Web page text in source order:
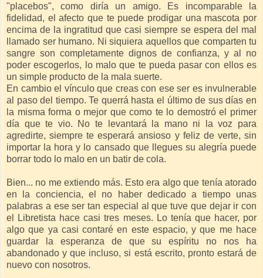
"placebos", como diría un amigo. Es incomparable la
fidelidad, el afecto que te puede prodigar una mascota por
encima de la ingratitud que casi siempre se espera del mal
llamado ser humano. Ni siquiera aquellos que comparten tu
sangre son completamente dignos de confianza, y al no
poder escogerlos, lo malo que te pueda pasar con ellos es
un simple producto de la mala suerte.
En cambio el vínculo que creas con ese ser es invulnerable
al paso del tiempo. Te querrá hasta el último de sus días en
la misma forma o mejor que como te lo demostró el primer
día que te vio. No te levantará la mano ni la voz para
agredirte, siempre te esperará ansioso y feliz de verte, sin
importar la hora y lo cansado que llegues su alegría puede
borrar todo lo malo en un batir de cola.
Bien... no me extiendo más. Esto era algo que tenía atorado
en la conciencia, el no haber dedicado a tiempo unas
palabras a ese ser tan especial al que tuve que dejar ir con
el Libretista hace casi tres meses. Lo tenía que hacer, por
algo que ya casi contaré en este espacio, y que me hace
guardar la esperanza de que su espíritu no nos ha
abandonado y que incluso, si está escrito, pronto estará de
nuevo con nosotros.